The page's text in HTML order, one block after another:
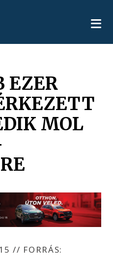
EZER
MOL
// FORRÁS: